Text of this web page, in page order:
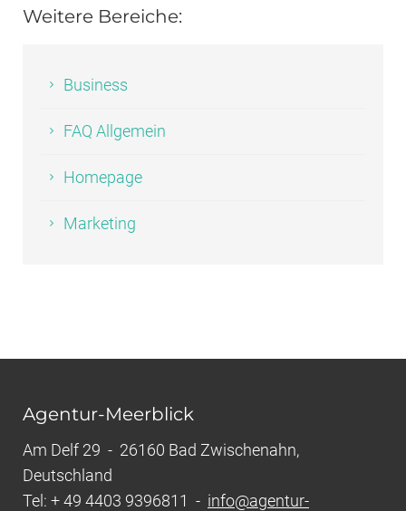
Weitere Bereiche:
Business
FAQ Allgemein
Homepage
Marketing
Agentur-Meerblick
Am Delf 29 - 26160 Bad Zwischenahn,
Deutschland
Tel: + 49 4403 9396811 - info@agentur-